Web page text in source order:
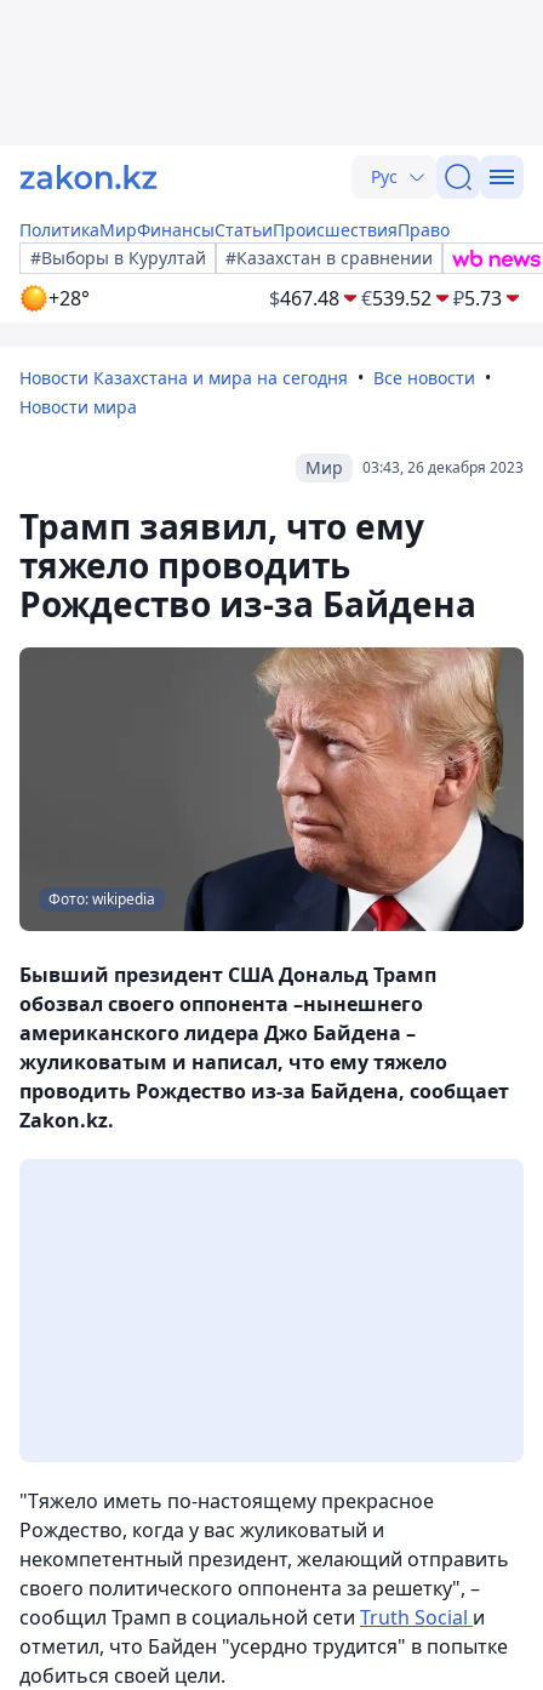
Рус
ПолитикаМирФинансыСтатьиПроисшествияПраво
#Выборы в Курултай
#Казахстан в сравнении
+28° $467.48 €539.52 ₽5.73
Новости Казахстана и мира на сегодня
Все новости
Новости мира
03:43, 26 декабря 2023
Мир
Трамп заявил, что ему
тяжело проводить
Рождество из-за Байдена
Фото: wikipedia
Бывший президент США Дональд Трамп
обозвал своего оппонента –нынешнего
американского лидера Джо Байдена –
жуликоватым и написал, что ему тяжело
проводить Рождество из-за Байдена, сообщает
Zakon.kz.
"Тяжело иметь по-настоящему прекрасное
Рождество, когда у вас жуликоватый и
некомпетентный президент, желающий отправить
своего политического оппонента за решетку", –
сообщил Трамп в социальной сети Truth Social и
отметил, что Байден "усердно трудится" в попытке
добиться своей цели.